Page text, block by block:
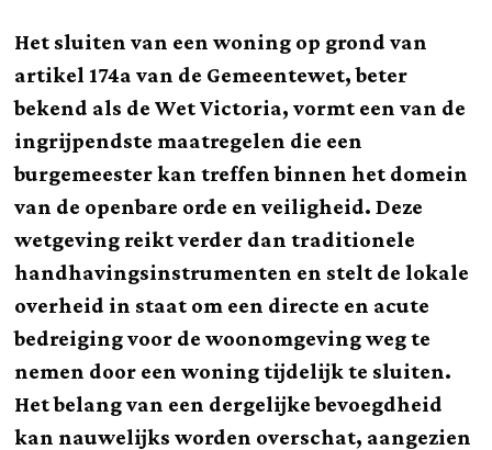
Het sluiten van een woning op grond van
artikel 174a van de Gemeentewet, beter
bekend als de Wet Victoria, vormt een van de
ingrijpendste maatregelen die een
burgemeester kan treffen binnen het domein
van de openbare orde en veiligheid. Deze
wetgeving reikt verder dan traditionele
handhavingsinstrumenten en stelt de lokale
overheid in staat om een directe en acute
bedreiging voor de woonomgeving weg te
nemen door een woning tijdelijk te sluiten.
Het belang van een dergelijke bevoegdheid
kan nauwelijks worden overschat, aangezien